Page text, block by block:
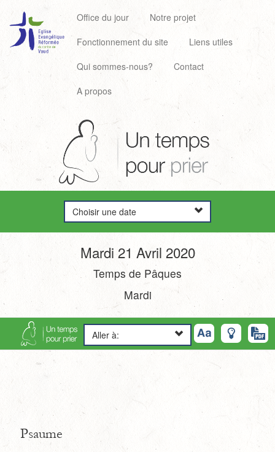
Office du jour
Notre projet
Fonctionnement du site
Liens utiles
Qui sommes-nous?
Contact
A propos
Choisir une date
Mardi 21 Avril 2020
Temps de Pâques
Mardi
Aller à:
Psaume